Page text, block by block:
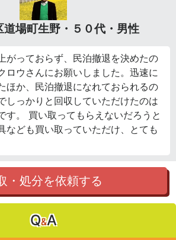
道場町生野・５０代・男性
がっておらず、民泊撤退を決めたの
ロウさんにお願いしました。迅速に
ほか、民泊撤退になれておられるの
しっかりと回収していただけたのは
す。 買い取ってもらえないだろうと
なども買い取っていただけ、とても
・処分を依頼する
Q&A